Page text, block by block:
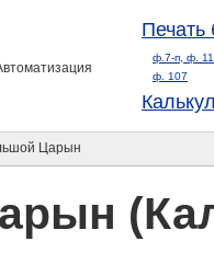
Печать
ф.7-п, ф.
ф. 107
Царын